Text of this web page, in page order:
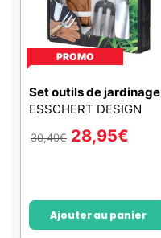
PROMO
Set outils de jardinage
ESSCHERT DESIGN
30,40€ 28,95€
Ajouter au panier